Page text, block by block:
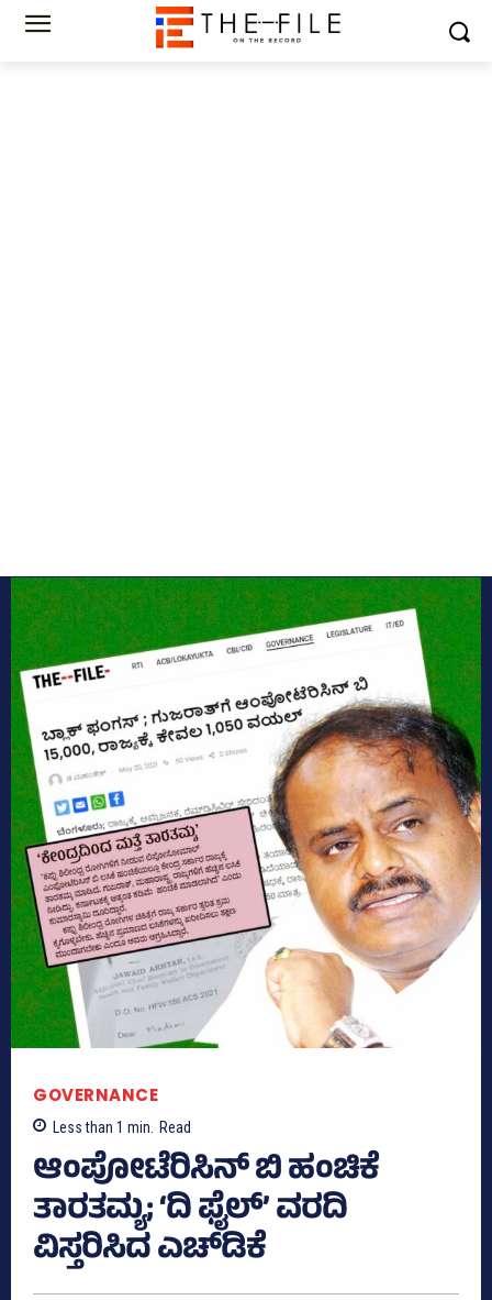
GOVERNANCE
Less than 1 min. Read
ಆಂಪೋಟೆರಿಸಿನ್ ಬಿ ಹಂಚಿಕೆ
ತಾರತಮ್ಯ; ‘ದಿ ಫೈಲ್’ ವರದಿ
ವಿಸ್ತರಿಸಿದ ಎಚ್‌ಡಿಕೆ